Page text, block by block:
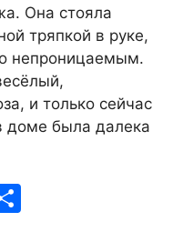
Она стояла
тряпкой в руке,
непроницаемым.
и только сейчас
доме была далека